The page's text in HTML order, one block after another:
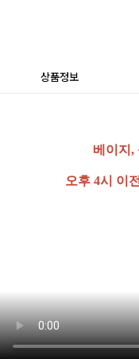
상품정보
베이지,
오후 4시 이